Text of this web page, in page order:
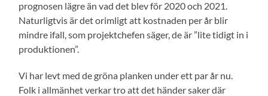
prognosen lägre än vad det blev för 2020 och 2021.
Naturligtvis är det orimligt att kostnaden per år blir
mindre ifall, som projektchefen säger, de är ”lite tidigt in i
produktionen”.
Vi har levt med de gröna planken under ett par år nu.
Folk i allmänhet verkar tro att det händer saker där